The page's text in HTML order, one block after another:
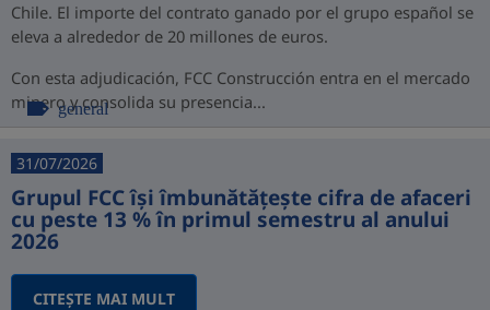
Chile. El importe del contrato ganado por el grupo español se
eleva a alrededor de 20 millones de euros.
Con esta adjudicación, FCC Construcción entra en el mercado
minero y consolida su presencia...
general
31/07/2026
Grupul FCC își îmbunătățește cifra de afaceri
cu peste 13 % în primul semestru al anului
2026
CITEŞTE MAI MULT